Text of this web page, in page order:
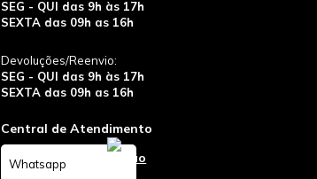
SEG - QUI das 9h às 17h
SEXTA das 09h as 16h
Devoluções/Reenvio:
SEG - QUI das 9h às 17h
SEXTA das 09h as 16h
Central de Atendimento
Whatsapp